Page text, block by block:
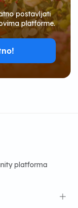
postavljati
platforme.
platforma